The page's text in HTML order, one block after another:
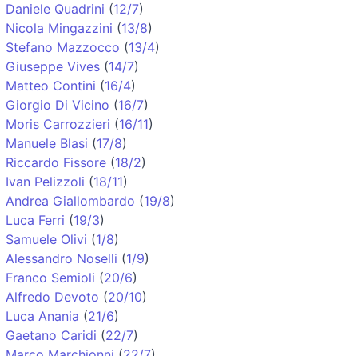
Daniele Quadrini (12/7)
Nicola Mingazzini (13/8)
Stefano Mazzocco (13/4)
Giuseppe Vives (14/7)
Matteo Contini (16/4)
Giorgio Di Vicino (16/7)
Moris Carrozzieri (16/11)
Manuele Blasi (17/8)
Riccardo Fissore (18/2)
Ivan Pelizzoli (18/11)
Andrea Giallombardo (19/8)
Luca Ferri (19/3)
Samuele Olivi (1/8)
Alessandro Noselli (1/9)
Franco Semioli (20/6)
Alfredo Devoto (20/10)
Luca Anania (21/6)
Gaetano Caridi (22/7)